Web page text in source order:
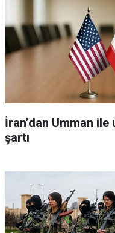
İran’dan Umman ile
şartı